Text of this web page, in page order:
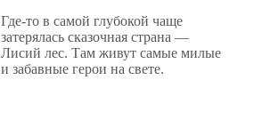
Где-то в самой глубокой чаще
затерялась сказочная страна —
Лисий лес. Там живут самые милые
и забавные герои на свете.